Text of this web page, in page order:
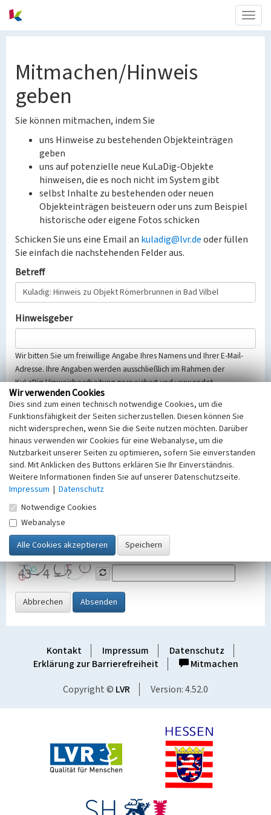
Mitmachen/Hinweis
geben
Sie können mitmachen, indem Sie
uns Hinweise zu bestehenden Objekteinträgen
geben
uns auf potenzielle neue KuLaDig-Objekte
hinweisen, die es noch nicht im System gibt
selbst Inhalte zu bestehenden oder neuen
Objekteinträgen beisteuern oder uns zum Beispiel
historische oder eigene Fotos schicken
Schicken Sie uns eine Email an kuladig@lvr.deoder füllen
Sie einfach die nachstehenden Felder aus.
Betreff
Hinweisgeber
Wir bitten Sie um freiwillige Angabe Ihres Namens und Ihrer E-Mail-
Adresse. Ihre Angaben werden ausschließlich im Rahmen der
KuLaDig-Hinweisbearbeitung gespeichert und verwendet.
Selbstverständlich werden diese entsprechend der Vorschriften des
Telemediengesetzes, des Datenschutzgesetzes NRW und der seit
dem 25.05.2018 gültigen Europäischen Datenschutzgrundverordnung
(EU-DSGVO) vertraulich behandelt, beachten Sie bitte unsere
Hinweise zumDatenschutz
Nachricht
SicherheitsabfrageTragen Sie unten das Rechenergebnis aus der
Grafik ein
Abbrechen Absenden
Kontakt Impressum
Datenschutz
Erklärung zur Barrierefreiheit
Mitmachen
Copyright © LVR Version: 4.52.0
Wir verwenden Cookies
Dies sind zum einen technisch notwendige Cookies, um die
Funktionsfähigkeit der Seiten sicherzustellen. Diesen können Sie
nicht widersprechen, wenn Sie die Seite nutzen möchten. Darüber
hinaus verwenden wir Cookies für eine Webanalyse, um die
Nutzbarkeit unserer Seiten zu optimieren, sofern Sie einverstanden
sind. Mit Anklicken des Buttons erklären Sie Ihr Einverständnis.
Weitere Informationen finden Sie auf unserer Datenschutzseite.
Impressum | Datenschutz
Notwendige Cookies
Webanalyse